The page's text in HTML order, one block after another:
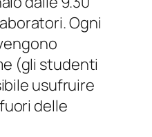
Ogni
(gli studenti
usufruire
delle